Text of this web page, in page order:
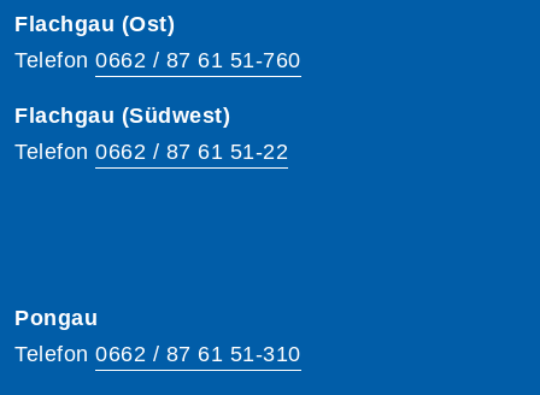
Flachgau (Ost)
Telefon 0662 / 87 61 51-760
Flachgau (Südwest)
Telefon 0662 / 87 61 51-22
Pongau
Telefon 0662 / 87 61 51-310